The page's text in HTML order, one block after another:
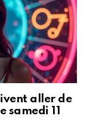
aller de
samedi 11